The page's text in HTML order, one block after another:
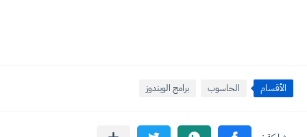
الأقسام الحاسوب برامج الويندوز